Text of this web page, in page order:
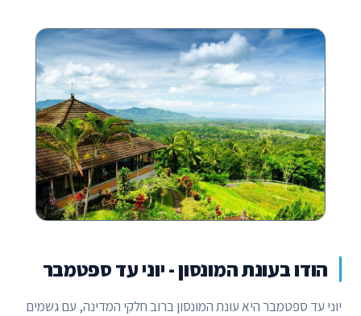
הודו בעונת המונסון - יוני עד ספטמבר
יוני עד ספטמבר היא עונת המונסון ברוב חלקי המדינה, עם גשמים